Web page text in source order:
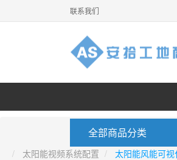
联系我们
全部商品分类
太阳能视频系统配置
太阳能风能可视